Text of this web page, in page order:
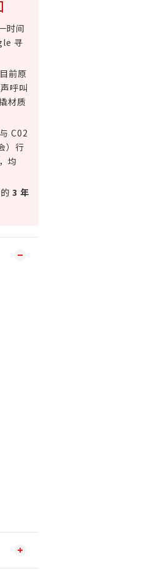
时间
寻
前原
呼叫
材质
C02
）行
均
3 年